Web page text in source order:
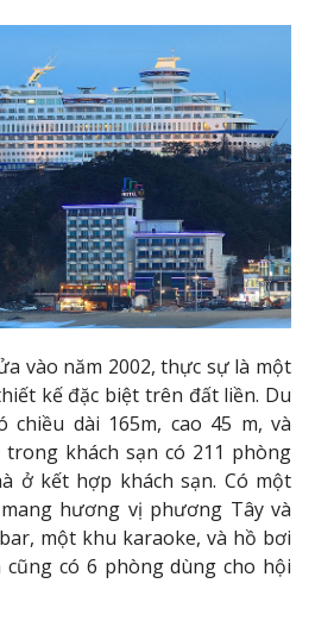
vào năm 2002, thực sự là một
kế đặc biệt trên đất liền. Du
chiều dài 165m, cao 45 m, và
trong khách sạn có 211 phòng
ở kết hợp khách sạn. Có một
hương vị phương Tây và
một khu karaoke, và hồ bơi
cũng có 6 phòng dùng cho hội